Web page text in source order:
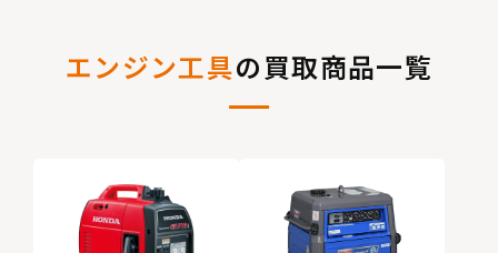
エンジン工具の買取商品一覧